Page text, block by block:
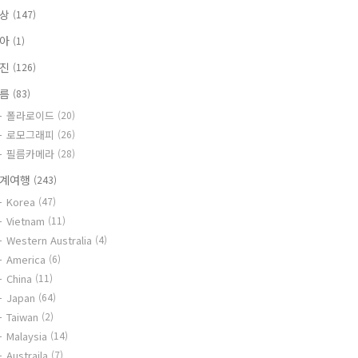
(147)
(1)
(126)
(83)
폴라로이드 (20)
로모그래피 (26)
필름카메라 (28)
여행 (243)
Korea (47)
Vietnam (11)
Western Australia (4)
America (6)
China (11)
Japan (64)
Taiwan (2)
Malaysia (14)
(7)